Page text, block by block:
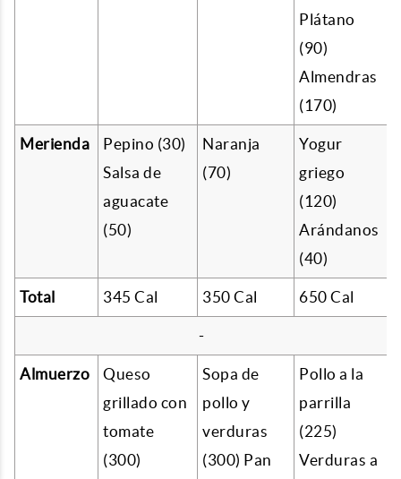
Plátano
(90)
Almendras
(170)
Merienda
Pepino (30)
Salsa de
aguacate
(50)
Naranja
(70)
Yogur
griego
(120)
Arándanos
(40)
Total 345 Cal 350 Cal 650 Cal
-
Almuerzo
Queso
grillado con
tomate
(300)
Sopa de
pollo y
verduras
(300) Pan
Pollo a la
parrilla
(225)
Verduras a